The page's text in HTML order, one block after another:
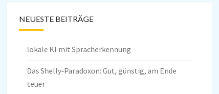
NEUESTE BEITRÄGE
lokale KI mit Spracherkennung
Das Shelly-Paradoxon: Gut, günstig, am Ende
teuer